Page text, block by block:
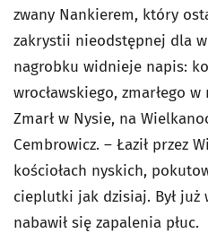
zwany Nankierem, który
zakrystii nieodstępnej dla
nagrobku widnieje napis:
wrocławskiego, zmarłego
Zmarł w Nysie, na
Cembrowicz. – Łaził przez
kościołach nyskich,
cieplutki jak dzisiaj. Był już
nabawił się zapalenia płuc.